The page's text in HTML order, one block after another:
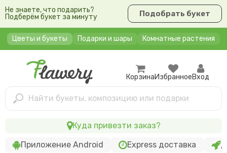
Не знаете, что подарить?
Подберём букет за минуту
Подобрать букет
Цветы и букеты Подарки и шары Комнатные растения
Найти букеты, композицию или подарки
КорзинаИзбранноеВход
Приложение Android Express доставка
Куда привезти заказ?